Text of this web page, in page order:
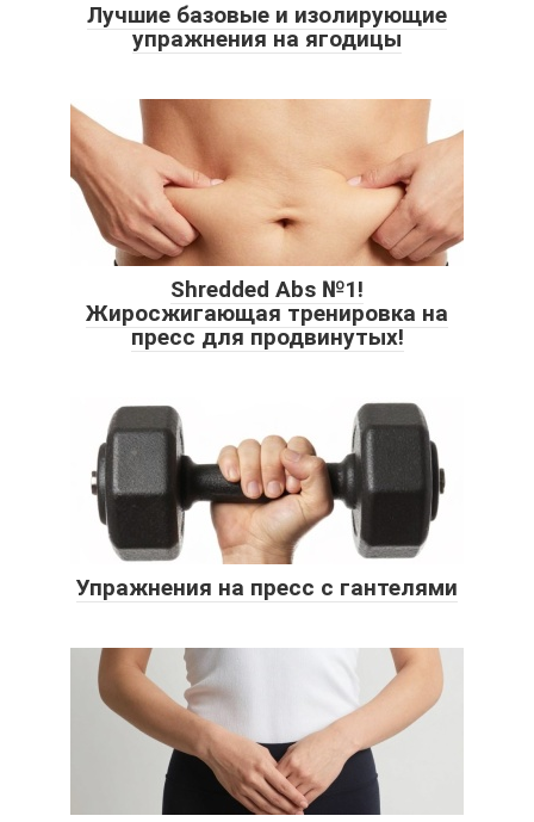
Лучшие базовые и изолирующие
упражнения на ягодицы
Shredded Abs №1!
Жиросжигающая тренировка на
пресс для продвинутых!
Упражнения на пресс с гантелями